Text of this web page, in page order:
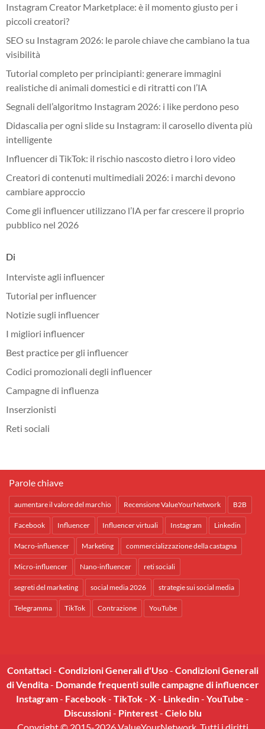
Instagram Creator Marketplace: è il momento giusto per i
piccoli creatori?
SEO su Instagram 2026: le parole chiave che cambiano la tua
visibilità
Tutorial completo per principianti: generare immagini
realistiche di animali domestici e di ritratti con l’IA
Segnali dell’algoritmo Instagram 2026: i like perdono peso
Didascalia per ogni slide su Instagram: il carosello diventa più
intelligente
Influencer di TikTok: il rischio nascosto dietro i loro video
Creatori di contenuti multimediali 2026: i marchi devono
cambiare approccio
Come gli influencer utilizzano l’IA per far crescere il proprio
pubblico nel 2026
Di
Interviste agli influencer
Tutorial per influencer
Notizie sugli influencer
I migliori influencer
Best practice per gli influencer
Codici promozionali degli influencer
Campagne di influenza
Inserzionisti
Reti sociali
Parole chiave
aumentare il valore del marchio Recensione ValueYourNetwork B2B
Facebook Influencer Influencer virtuali Instagram Linkedin
Macro-influencer Marketing commercializzazione della castagna
Micro-influencer Nano-influencer reti sociali
segreti del marketing social media 2026 strategie sui social media
Telegramma TikTok Contrazione YouTube
Contattaci- Condizioni Generali d'Uso- Condizioni Generali
di Vendita- Domande frequenti sulle campagne di influencer
Instagram- Facebook- TikTok- X- Linkedin- YouTube -
Discussioni- Pinterest- Cielo blu
Copyright © 2015-2026 ValueYourNetwork. Tutti i diritti